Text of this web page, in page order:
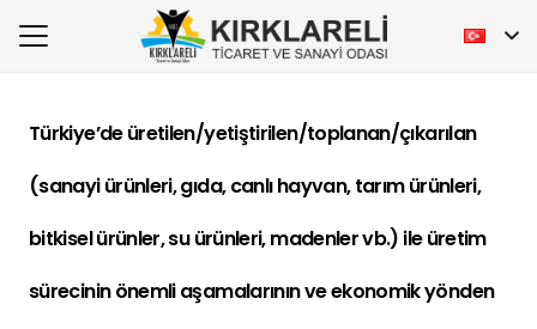
Türkiye’de üretilen/yetiştirilen/toplanan/çıkarılan
(sanayi ürünleri, gıda, canlı hayvan, tarım ürünleri,
bitkisel ürünler, su ürünleri, madenler vb.) ile üretim
sürecinin önemli aşamalarının ve ekonomik yönden